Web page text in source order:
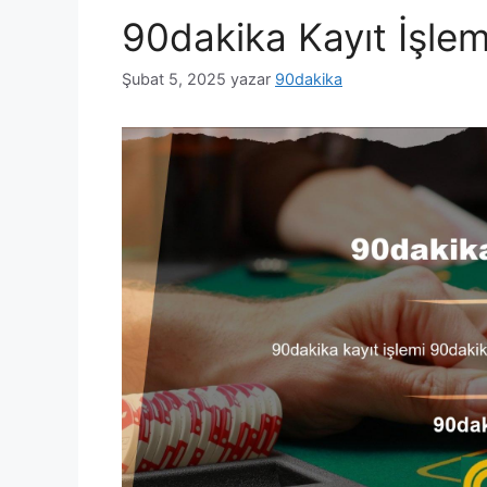
90dakika Kayıt
Şubat 5, 2025 yazar 90dakika